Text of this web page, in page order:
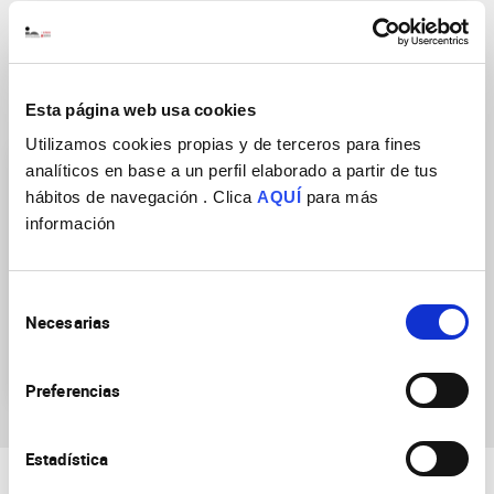
Esta página web usa cookies
Utilizamos cookies propias y de terceros para fines
analíticos en base a un perfil elaborado a partir de tus
hábitos de navegación . Clica AQUÍ para más
información
Necesarias
Preferencias
Estadística
Grupos de Investigación
enfermedades mentales,